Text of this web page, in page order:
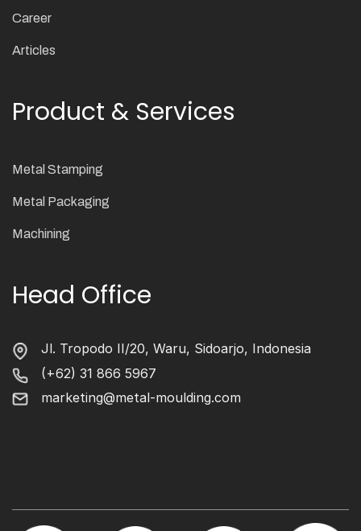
Career
Articles
Product & Services
Metal Stamping
Metal Packaging
Machining
Head Office
Jl. Tropodo II/20, Waru, Sidoarjo, Indonesia
(+62) 31 866 5967
marketing@metal-moulding.com